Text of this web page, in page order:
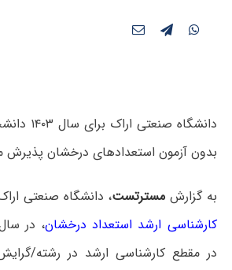
دانشگاه
بدون آزمون استعدادهای درخشان پذیرش
به گزارش مسترتست، دانشگاه صنعتی
کارشناسی ارشد استعداد درخشان
در مقطع کارشناسی ارشد در رشته/